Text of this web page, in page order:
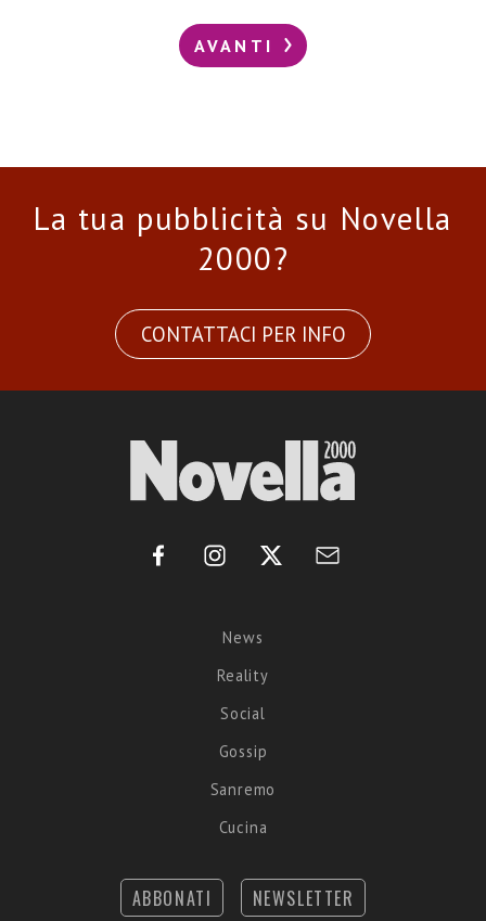
AVANTI
La tua pubblicità su Novella
2000?
CONTATTACI PER INFO
News
Reality
Social
Gossip
Sanremo
Cucina
ABBONATI NEWSLETTER